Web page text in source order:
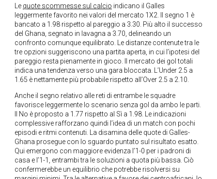
Le quote scommesse sul calcio indicano il Galles
leggermente favorito nei valori del mercato 1X2. Il segno 1 è
bancato a 1.98 rispetto al pareggio a 3.30. Più alto il successo
del Ghana, segnato in lavagna a 3.70, delineando un
confronto comunque equilibrato. Le distanze contenute tra le
tre opzioni suggeriscono una partita aperta, in cui l’ipotesi del
pareggio resta pienamente in gioco. Il mercato dei gol totali
indica una tendenza verso una gara bloccata. L’Under 2.5 a
1.65 è nettamente più probabile rispetto all’Over 2.5 a 2.10.
Anche il segno relativo alle reti di entrambe le squadre
favorisce leggermente lo scenario senza gol da ambo le parti.
Il No è proposto a 1.77 rispetto al Sì a 1.98. Le indicazioni
complessive rafforzano quindi l’idea di un match con pochi
episodi e ritmi contenuti. La disamina delle quote di Galles-
Ghana prosegue con lo sguardo puntato sul risultato esatto.
Qui emergono con maggiore evidenza l’1-0 per i padroni di
casa e l’1-1, entrambi tra le soluzioni a quota più bassa. Ciò
confermerebbe un equilibrio che potrebbe risolversi su